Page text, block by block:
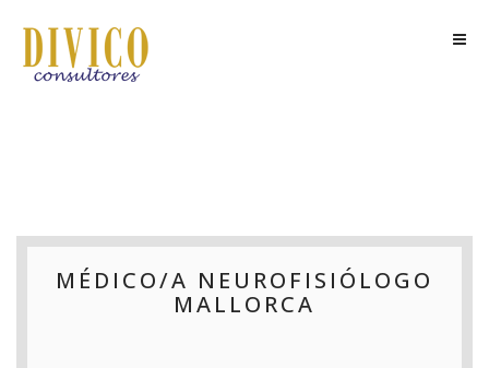
MÉDICO/A NEUROFISIÓLOGO
MALLORCA